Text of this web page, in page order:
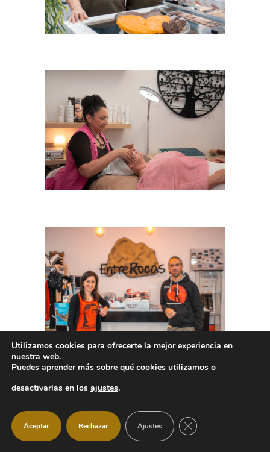
Utilizamos cookies para ofrecerte la mejor experiencia en
nuestra web.
Puedes aprender más sobre qué cookies utilizamos o
desactivarlas en los ajustes.
Aceptar Rechazar Ajustes CERRAR EL